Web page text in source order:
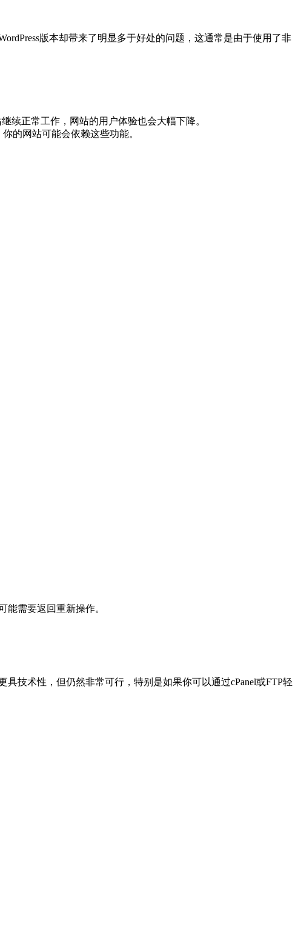
版本却带来了明显多于好处的问题，这通常是由于使用了非
续正常工作，网站的用户体验也会大幅下降。
的网站可能会依赖这些功能。
需要返回重新操作。
技术性，但仍然非常可行，特别是如果你可以通过cPanel或FTP轻